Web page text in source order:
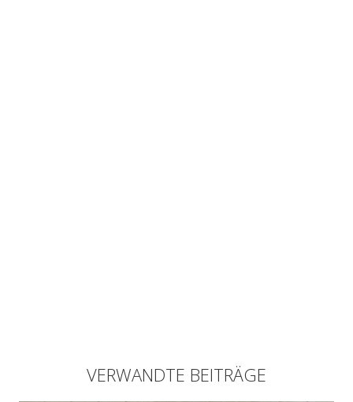
VERWANDTE BEITRÄGE